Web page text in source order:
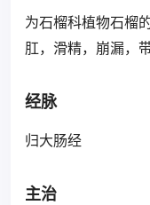
为石榴科植物石榴
肛，滑精，崩漏，
经脉
归大肠经
主治